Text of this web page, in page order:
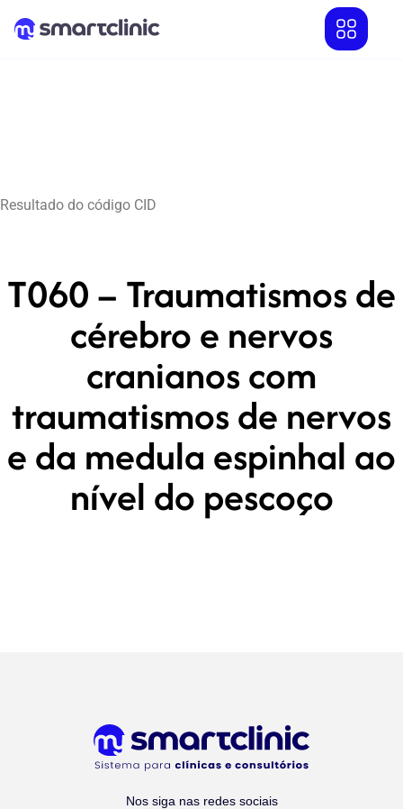
Resultado do código CID
T060 – Traumatismos de
cérebro e nervos
cranianos com
traumatismos de nervos
e da medula espinhal ao
nível do pescoço
Nos siga nas redes sociais